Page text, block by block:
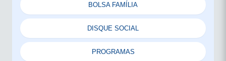
BOLSA FAMÍLIA
DISQUE SOCIAL
PROGRAMAS